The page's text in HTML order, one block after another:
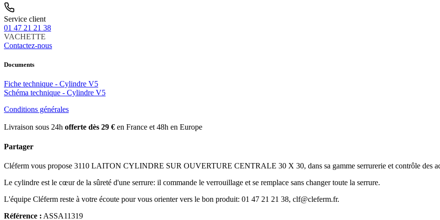
Service client
01 47 21 21 38
VACHETTE
Contactez-nous
Documents
Fiche technique - Cylindre V5
Schéma technique - Cylindre V5
Conditions générales
Livraison sous 24h offerte dès 29 € en France et 48h en Europe
Partager
Cléferm vous propose 3110 LAITON CYLINDRE SUR OUVERTURE CENTRALE 30 X 30, dans sa gamme serrurerie et contrôle des
Le cylindre est le cœur de la sûreté d'une serrure: il commande le verrouillage et se remplace sans changer toute la serrure.
L'équipe Cléferm reste à votre écoute pour vous orienter vers le bon produit: 01 47 21 21 38, clf@cleferm.fr.
Référence : ASSA11319